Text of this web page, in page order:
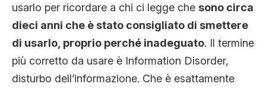
usarlo per ricordare a chi ci legge che sono circa
dieci anni che è stato consigliato di smettere
di usarlo, proprio perché inadeguato. Il termine
più corretto da usare è Information Disorder,
disturbo dell’informazione. Che è esattamente